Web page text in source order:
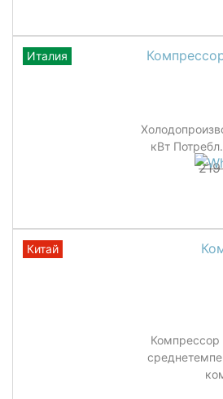
кВт
Италия
Компрессор
Китай